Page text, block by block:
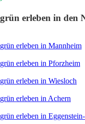
grün erleben in den
grün erleben in Mannheim
grün erleben in Pforzheim
grün erleben in Wiesloch
grün erleben in Achern
grün erleben in